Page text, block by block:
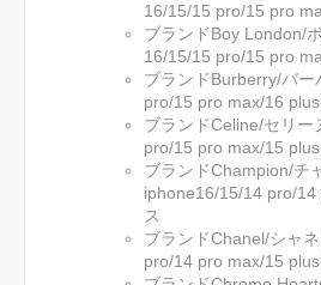
16/15/15 pro/15 pro
ブランドBoy London/
16/15/15 pro/15 pro
ブランドBurberry/バ
pro/15 pro max/16
ブランドCeline/セリ
pro/15 pro max/15
ブランドChampion/チ
iphone16/15/14 pro/
ス
ブランドChanel/シャ
pro/14 pro max/15